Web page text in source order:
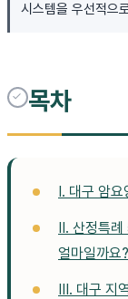
시스템을 우선적으
목차
I. 대구 암
II. 산정특
얼마일까요?
III. 대구